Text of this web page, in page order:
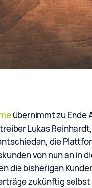
übernimmt zu Ende
Lukas
die
von nun an in
die bisherigen
zukünftig selbst